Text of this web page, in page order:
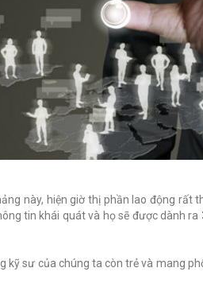
này, hiện giờ thị phần lao động rất
tin khái quát và họ sẽ được dành
kỹ sư của chúng ta còn trẻ và mang